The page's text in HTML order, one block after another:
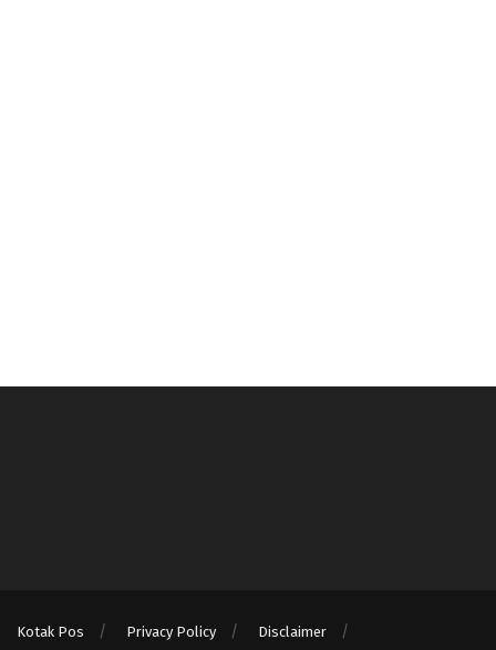
Kotak Pos Privacy Policy
Disclaimer